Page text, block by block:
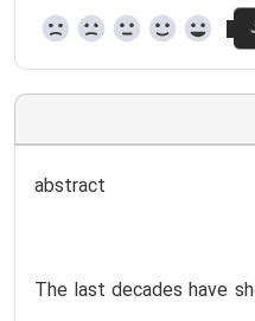
abstract
The last decades have